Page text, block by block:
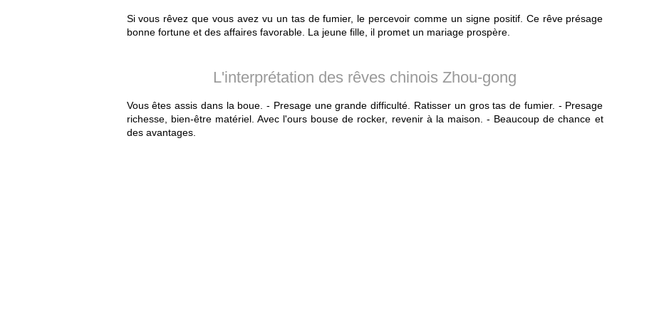
Si vous rêvez que vous avez vu un tas de fumier, le percevoir comme un signe positif. Ce rêve présage
bonne fortune et des affaires favorable. La jeune fille, il promet un mariage prospère.
L'interprétation des rêves chinois Zhou-gong
Vous êtes assis dans la boue. - Presage une grande difficulté. Ratisser un gros tas de fumier. - Presage
richesse, bien-être matériel. Avec l'ours bouse de rocker, revenir à la maison. - Beaucoup de chance et
des avantages.